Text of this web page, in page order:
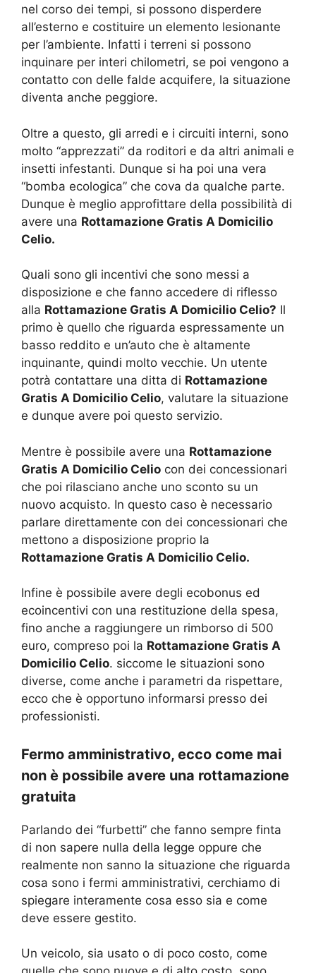
nel corso dei tempi, si possono disperdere
all’esterno e costituire un elemento lesionante
per l’ambiente. Infatti i terreni si possono
inquinare per interi chilometri, se poi vengono a
contatto con delle falde acquifere, la situazione
diventa anche peggiore.
Oltre a questo, gli arredi e i circuiti interni, sono
molto “apprezzati” da roditori e da altri animali e
insetti infestanti. Dunque si ha poi una vera
“bomba ecologica” che cova da qualche parte.
Dunque è meglio approfittare della possibilità di
avere una Rottamazione Gratis A Domicilio
Celio.
Quali sono gli incentivi che sono messi a
disposizione e che fanno accedere di riflesso
alla Rottamazione Gratis A Domicilio Celio? Il
primo è quello che riguarda espressamente un
basso reddito e un’auto che è altamente
inquinante, quindi molto vecchie. Un utente
potrà contattare una ditta di Rottamazione
Gratis A Domicilio Celio, valutare la situazione
e dunque avere poi questo servizio.
Mentre è possibile avere una Rottamazione
Gratis A Domicilio Celio con dei concessionari
che poi rilasciano anche uno sconto su un
nuovo acquisto. In questo caso è necessario
parlare direttamente con dei concessionari che
mettono a disposizione proprio la
Rottamazione Gratis A Domicilio Celio.
Infine è possibile avere degli ecobonus ed
ecoincentivi con una restituzione della spesa,
fino anche a raggiungere un rimborso di 500
euro, compreso poi la Rottamazione Gratis A
Domicilio Celio. siccome le situazioni sono
diverse, come anche i parametri da rispettare,
ecco che è opportuno informarsi presso dei
professionisti.
Fermo amministrativo, ecco come mai
non è possibile avere una rottamazione
gratuita
Parlando dei “furbetti” che fanno sempre finta
di non sapere nulla della legge oppure che
realmente non sanno la situazione che riguarda
cosa sono i fermi amministrativi, cerchiamo di
spiegare interamente cosa esso sia e come
deve essere gestito.
Un veicolo, sia usato o di poco costo, come